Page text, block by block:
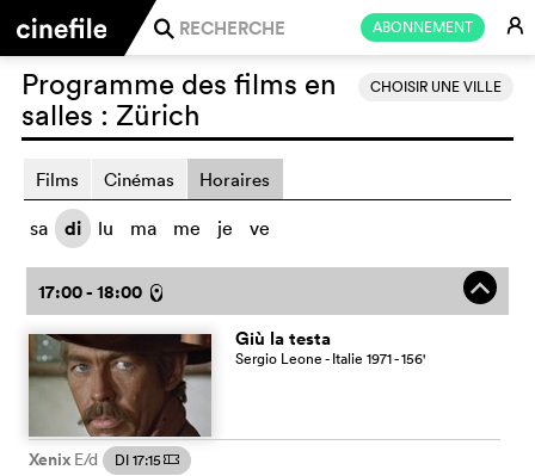
ABONNEMENT E
j
CHOISIR UNE VILLE
Programme des films en
salles : Zürich
Films Cinémas Horaires
sa di lu ma me je ve
17:00 - 18:00 l o
Giù la testa
Sergio Leone- Italie 1971- 156'
Xenix E/d DI 17:15 m